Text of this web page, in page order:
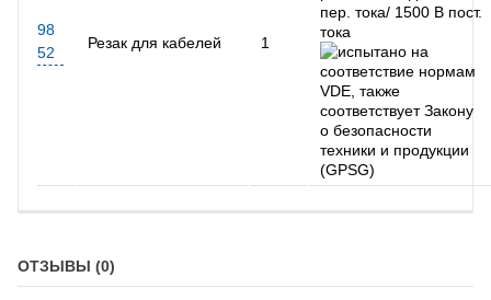
98
52
Резак для кабелей 1
ОТЗЫВЫ (0)